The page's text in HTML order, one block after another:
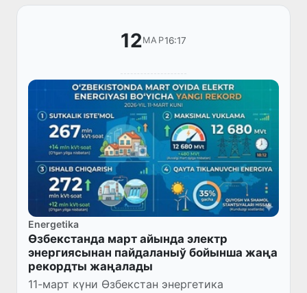
12МАР16:17
Energetika
Өзбекстанда март айында электр
энергиясынан пайдаланыў бойынша жаңа
рекордты жаңалады
11-март күни Өзбекстан энергетика